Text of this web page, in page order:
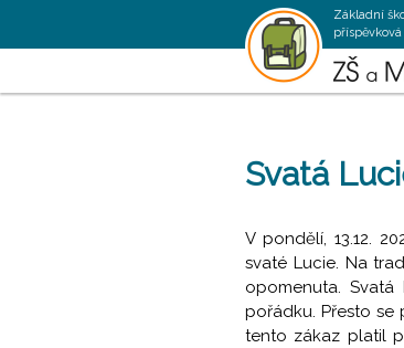
Základní
Svatá
V pondělí, 13.12.
svaté Lucie. Na
opomenuta.
pořádku. Přesto
tento zákaz platil